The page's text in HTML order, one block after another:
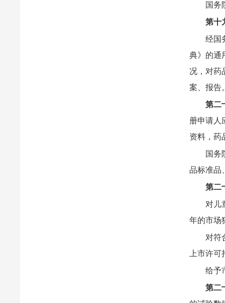
国务
第十
经国
典》的通
况，对药
案、报告
第二
册申请人
资料，药
国务
品标准品
第二
对儿
年的市场
对符
上市许
给予
第二